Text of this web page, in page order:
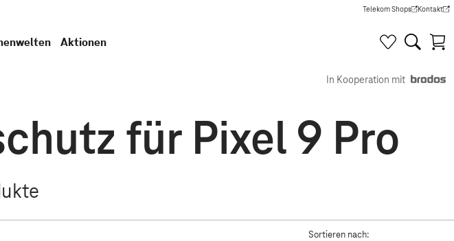
Telekom Shops
(Wird in einem neuen Tab
Kontakt
(Wird in
Aktionen
In Kooperation mit
für Pixel 9 Pro
Sortieren nach: